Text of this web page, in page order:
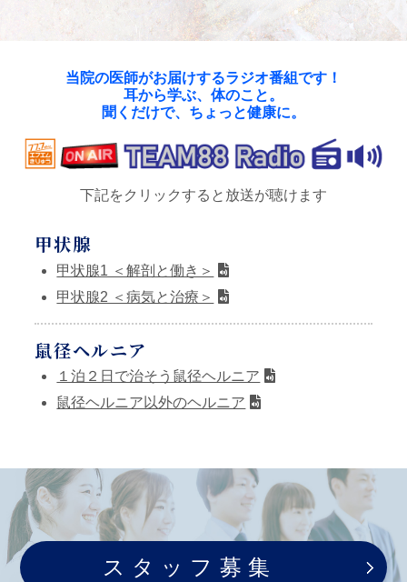
当院の医師がお届けするラジオ番組です！
耳から学ぶ、体のこと。
聞くだけで、ちょっと健康に。
下記をクリックすると放送が聴けます
甲状腺
甲状腺1 ＜解剖と働き＞
甲状腺2 ＜病気と治療＞
鼠径ヘルニア
１泊２日で治そう鼠径ヘルニア
鼠径ヘルニア以外のヘルニア
胃カメラ ＜なぜ毎年受けるの?＞
大腸カメラ ＜受ける前に聞いて欲しい話＞
ピロリ菌 ＜誰かに教えたくなるお話＞
スタッフ募集